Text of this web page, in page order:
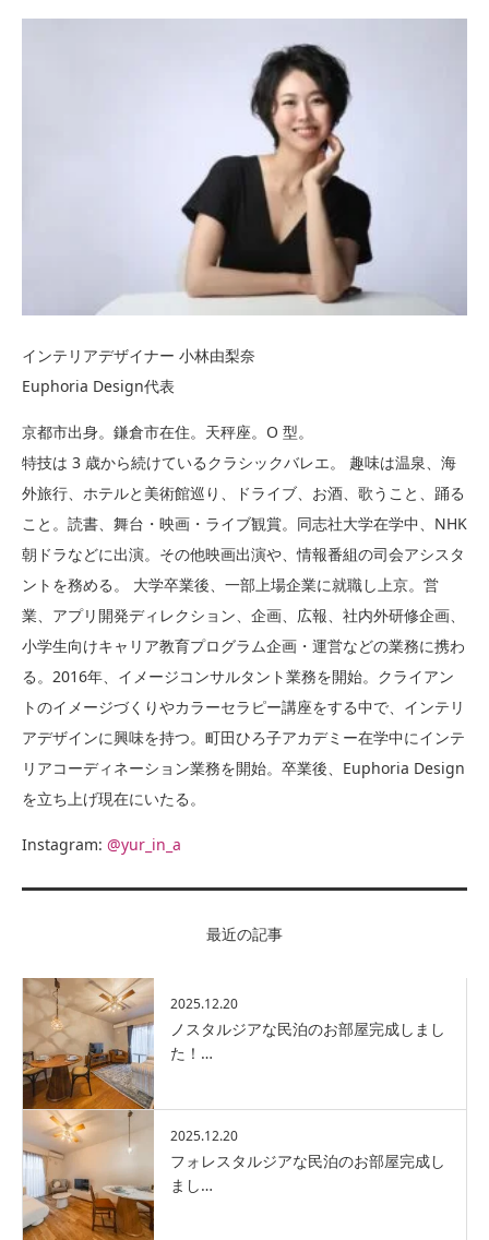
インテリアデザイナー 小林由梨奈
Euphoria Design代表
京都市出身。鎌倉市在住。天秤座。O 型。
特技は 3 歳から続けているクラシックバレエ。 趣味は温泉、海
外旅行、ホテルと美術館巡り、ドライブ、お酒、歌うこと、踊る
こと。読書、舞台・映画・ライブ観賞。同志社大学在学中、NHK
朝ドラなどに出演。その他映画出演や、情報番組の司会アシスタ
ントを務める。 大学卒業後、一部上場企業に就職し上京。営
業、アプリ開発ディレクション、企画、広報、社内外研修企画、
小学生向けキャリア教育プログラム企画・運営などの業務に携わ
る。2016年、イメージコンサルタント業務を開始。クライアン
トのイメージづくりやカラーセラピー講座をする中で、インテリ
アデザインに興味を持つ。町田ひろ子アカデミー在学中にインテ
リアコーディネーション業務を開始。卒業後、Euphoria Design
を立ち上げ現在にいたる。
Instagram: @yur_in_a
最近の記事
2025.12.20
ノスタルジアな民泊のお部屋完成しまし
た！…
2025.12.20
フォレスタルジアな民泊のお部屋完成し
まし…